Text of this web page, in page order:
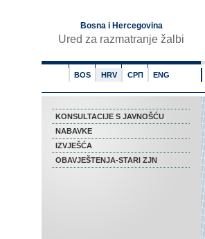
Bosna i Hercegovina
Ured za razmatranje žalbi
BOS HRV СРП ENG
KONSULTACIJE S JAVNOŠĆU
NABAVKE
IZVJEŠĆA
OBAVJEŠTENJA-STARI ZJN